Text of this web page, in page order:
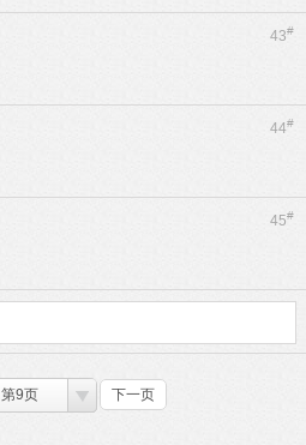
43#
44#
45#
第9页 下一页